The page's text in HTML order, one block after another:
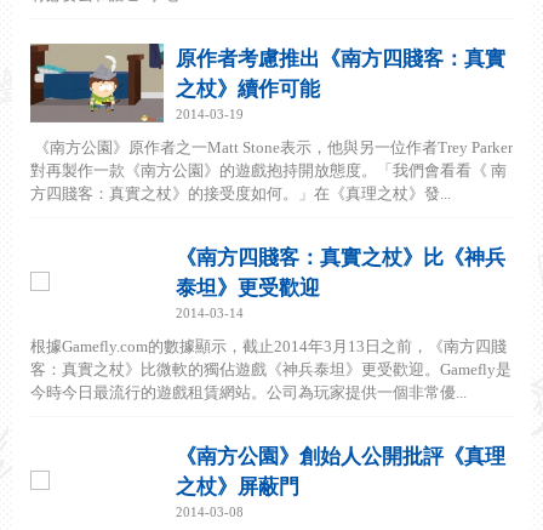
原作者考慮推出《南方四賤客：真實
之杖》續作可能
2014-03-19
《南方公園》原作者之一Matt Stone表示，他與另一位作者Trey Parker
對再製作一款《南方公園》的遊戲抱持開放態度。「我們會看看《 南
方四賤客：真實之杖》的接受度如何。」在《真理之杖》發...
《南方四賤客：真實之杖》比《神兵
泰坦》更受歡迎
2014-03-14
根據Gamefly.com的數據顯示，截止2014年3月13日之前，《南方四賤
客：真實之杖》比微軟的獨佔遊戲《神兵泰坦》更受歡迎。Gamefly是
今時今日最流行的遊戲租賃網站。公司為玩家提供一個非常優...
《南方公園》創始人公開批評《真理
之杖》屏蔽門
2014-03-08